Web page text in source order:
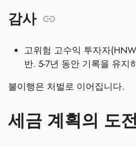
감사
고위험 고수익 투자자
반. 5-7년 동안 기록을 유지
불이행은 처벌로 이어집니다.
세금 계획의 도